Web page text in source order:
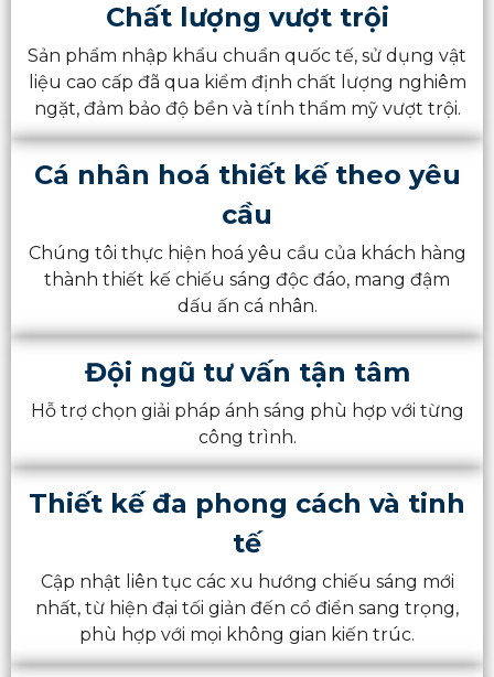
Chất lượng vượt trội
Sản phẩm nhập khẩu chuẩn quốc tế, sử dụng vật
liệu cao cấp đã qua kiểm định chất lượng nghiêm
ngặt, đảm bảo độ bền và tính thẩm mỹ vượt trội.
Cá nhân hoá thiết kế theo yêu
cầu
Chúng tôi thực hiện hoá yêu cầu của khách hàng
thành thiết kế chiếu sáng độc đáo, mang đậm
dấu ấn cá nhân.
Đội ngũ tư vấn tận tâm
Hỗ trợ chọn giải pháp ánh sáng phù hợp với từng
công trình.
Thiết kế đa phong cách và tinh
tế
Cập nhật liên tục các xu hướng chiếu sáng mới
nhất, từ hiện đại tối giản đến cổ điển sang trọng,
phù hợp với mọi không gian kiến trúc.